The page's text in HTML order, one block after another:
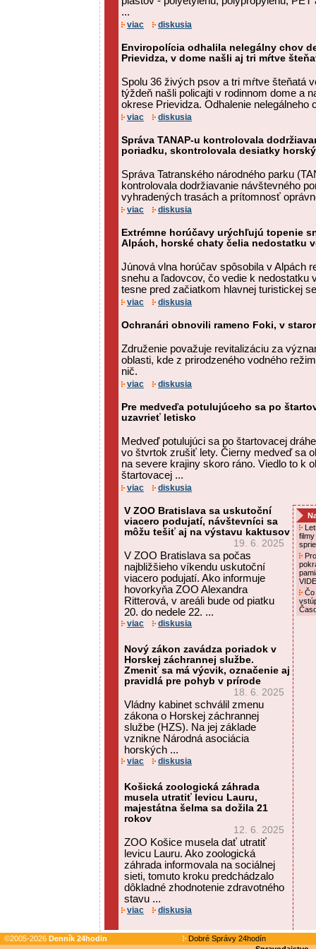
...
viac diskusia
Enviropolícia odhalila nelegálny chov
Prievidza, v dome našli aj tri mŕtve
Spolu 36 živých psov a tri mŕtve šteňatá
týždeň našli policajti v rodinnom dome a
okrese Prievidza. Odhalenie nelegálneho
viac diskusia
Správa TANAP-u kontrolovala
poriadku, skontrolovala desiatky
Správa Tatranského národného parku
kontrolovala dodržiavanie návštevného
vyhradených trasách a prítomnosť
viac diskusia
Extrémne horúčavy urýchľujú topenie
Alpách, horské chaty čelia nedostatku
Júnová vlna horúčav spôsobila v Alpách
snehu a ľadovcov, čo vedie k nedostatku
tesne pred začiatkom hlavnej turistickej
viac diskusia
Ochranári obnovili rameno Foki, v
Združenie považuje revitalizáciu za
oblasti, kde z prirodzeného vodného
nič.
viac diskusia
Pre medveďa potulujúceho sa po
uzavrieť letisko
Medveď potulujúci sa po štartovacej
vo štvrtok zrušiť lety. Čierny medveď sa
na severe krajiny skoro ráno. Viedlo to k
štartovacej ...
viac diskusia
V ZOO Bratislava sa uskutoční
viacero podujatí, návštevníci sa
môžu tešiť aj na výstavu kaktusov
19. 6. 2025
V ZOO Bratislava sa počas
najbližšieho víkendu uskutoční
viacero podujatí. Ako informuje
hovorkyňa ZOO Alexandra
Ritterová, v areáli bude od piatku
20. do nedele 22. ...
viac diskusia
Nový zákon zavádza poriadok v
Horskej záchrannej službe.
Zmeniť sa má výcvik, označenie aj
pravidlá pre pohyb v prírode
18. 6. 2025
Vládny kabinet schválil zmenu
zákona o Horskej záchrannej
službe (HZS). Na jej základe
vznikne Národná asociácia
horských ...
viac diskusia
Košická zoologická záhrada
musela utratiť levicu Lauru,
majestátna šelma sa dožila 21
rokov
12. 6. 2025
ZOO Košice musela dať utratiť
levicu Lauru. Ako zoologická
záhrada informovala na sociálnej
sieti, tomuto kroku predchádzalo
dôkladné zhodnotenie zdravotného
stavu ...
viac diskusia
Čo
©2005-2026 Denník 24hodin
Dobré Správy 24hodín